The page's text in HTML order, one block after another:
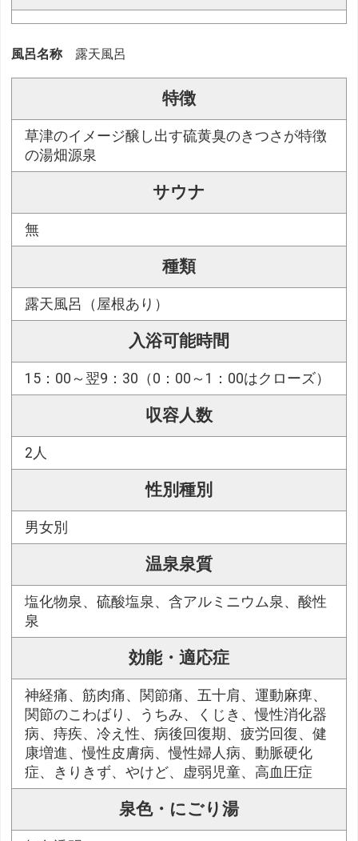
風呂名称 露天風呂
特徴
草津のイメージ醸し出す硫黄臭のきつさが特徴
の湯畑源泉
サウナ
無
種類
露天風呂（屋根あり）
入浴可能時間
15：00～翌9：30（0：00～1：00はクローズ）
収容人数
2人
性別種別
男女別
温泉泉質
塩化物泉、硫酸塩泉、含アルミニウム泉、酸性
泉
効能・適応症
神経痛、筋肉痛、関節痛、五十肩、運動麻痺、
関節のこわばり、うちみ、くじき、慢性消化器
病、痔疾、冷え性、病後回復期、疲労回復、健
康増進、慢性皮膚病、慢性婦人病、動脈硬化
症、きりきず、やけど、虚弱児童、高血圧症
泉色・にごり湯